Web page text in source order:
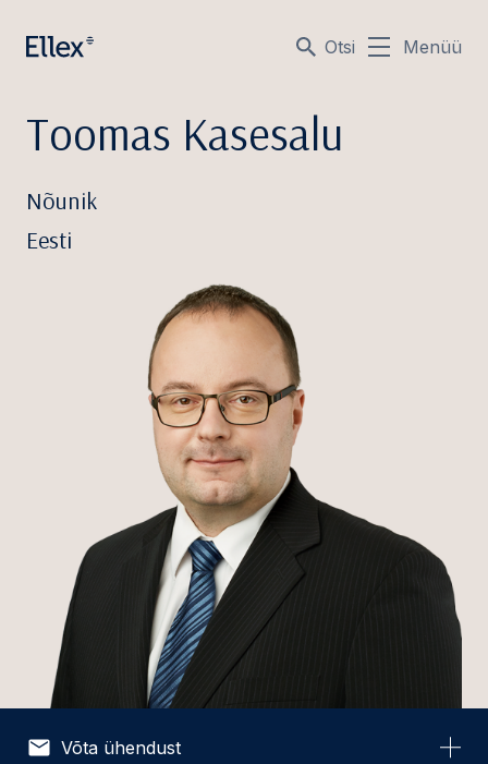
Otsi Menüü
Toomas Kasesalu
Nõunik
Eesti
Võta ühendust